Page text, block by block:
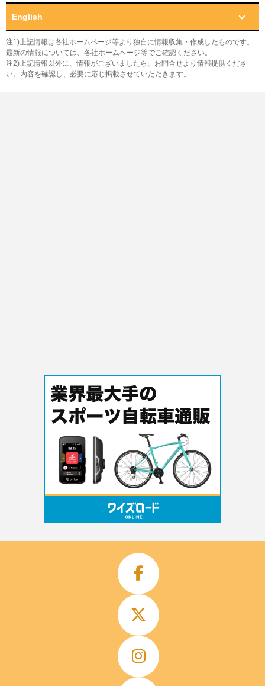
English
注1)上記情報は各社ホームページ等より独自に情報収集・作成したものです。
最新の情報については、各社ホームページ等でご確認ください。
注2)上記情報以外に、情報がございましたら、お問合せより情報提供くださ
い。内容を確認し、必要に応じ掲載させていただきます。